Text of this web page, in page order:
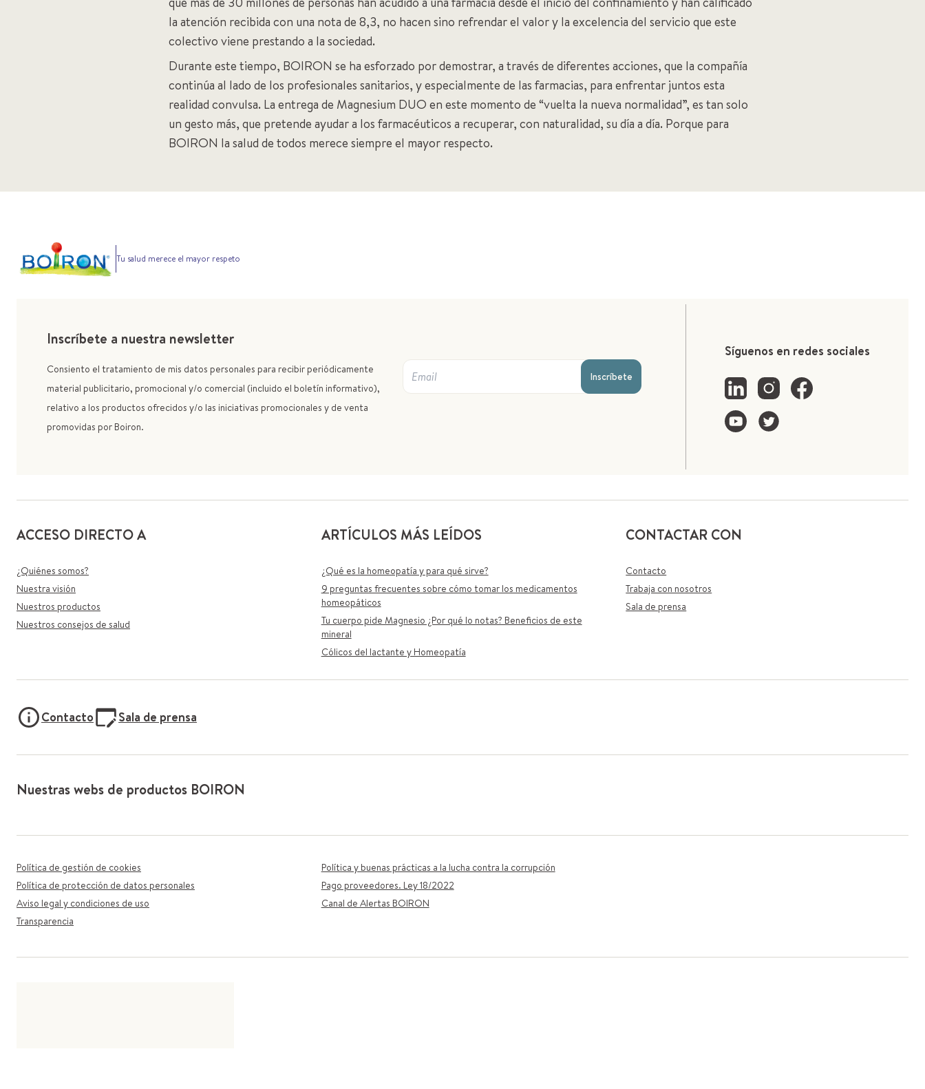
la atención recibida con una nota de 8,3, no hacen sino refrendar el valor y la excelencia del servicio que este
colectivo viene prestando a la sociedad.
Durante este tiempo, BOIRON se ha esforzado por demostrar, a través de diferentes acciones, que la compañía
continúa al lado de los profesionales sanitarios, y especialmente de las farmacias, para enfrentar juntos esta
realidad convulsa. La entrega de Magnesium DUO en este momento de “vuelta la nueva normalidad”, es tan solo
un gesto más, que pretende ayudar a los farmacéuticos a recuperar, con naturalidad, su día a día. Porque para
BOIRON la salud de todos merece siempre el mayor respecto.
Tu salud merece el mayor respeto
Inscríbete a nuestra newsletter
Consiento el tratamiento de mis datos personales para recibir periódicamente
material publicitario, promocional y/o comercial (incluido el boletín informativo),
relativo a los productos ofrecidos y/o las iniciativas promocionales y de venta
promovidas por Boiron.
Inscríbete
Síguenos en redes sociales
ACCESO DIRECTO A
¿Quiénes somos?
Nuestra visión
Nuestros productos
Nuestros consejos de salud
ARTÍCULOS MÁS LEÍDOS
¿Qué es la homeopatía y para qué sirve?
9 preguntas frecuentes sobre cómo tomar los medicamentos
homeopáticos
Tu cuerpo pide Magnesio ¿Por qué lo notas? Beneficios de este
mineral
Cólicos del lactante y Homeopatía
CONTACTAR CON
Contacto
Trabaja con nosotros
Sala de prensa
Contacto Sala de prensa
Nuestras webs de productos BOIRON
Política de gestión de cookies
Política de protección de datos personales
Aviso legal y condiciones de uso
Transparencia
Política y buenas prácticas a la lucha contra la corrupción
Pago proveedores. Ley 18/2022
Canal de Alertas BOIRON